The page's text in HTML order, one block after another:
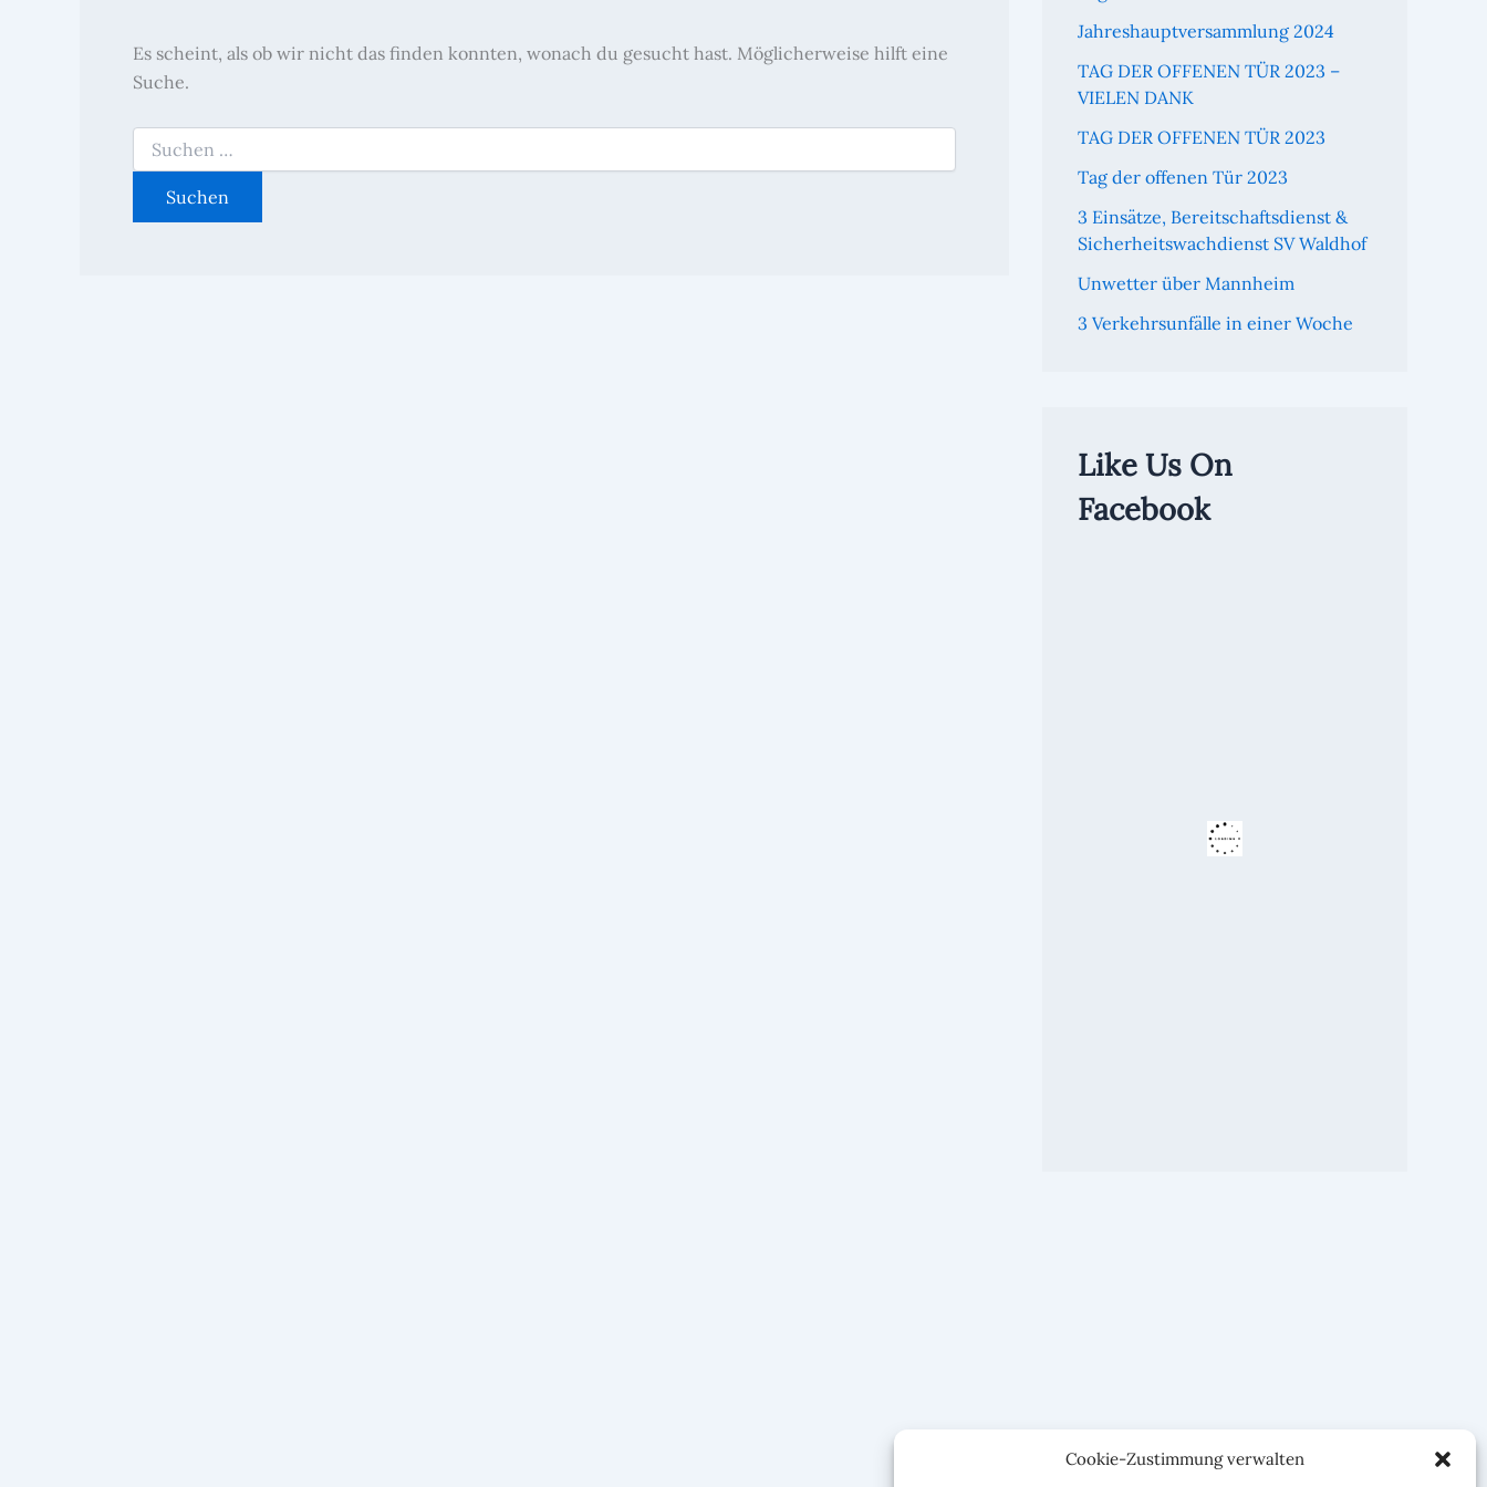
Cookie-Zustimmung verwalten
Es scheint, als ob wir nicht das finden konnten, wonach du gesucht hast. Möglicherweise hilft eine
Suche.
nach:
Jahreshauptversammlung 2024
TAG DER OFFENEN TÜR 2023 –
VIELEN DANK
TAG DER OFFENEN TÜR 2023
Tag der offenen Tür 2023
3 Einsätze, Bereitschaftsdienst &
Sicherheitswachdienst SV Waldhof
Unwetter über Mannheim
3 Verkehrsunfälle in einer Woche
Like Us On
Facebook